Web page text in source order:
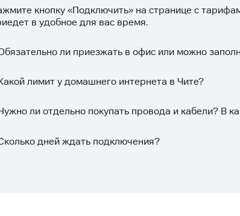
кнопку «Подключить» на странице с
в удобное для вас время.
ли приезжать в офис или можно
лимит у домашнего интернета в Чите?
ли отдельно покупать провода и кабели? В
дней ждать подключения?